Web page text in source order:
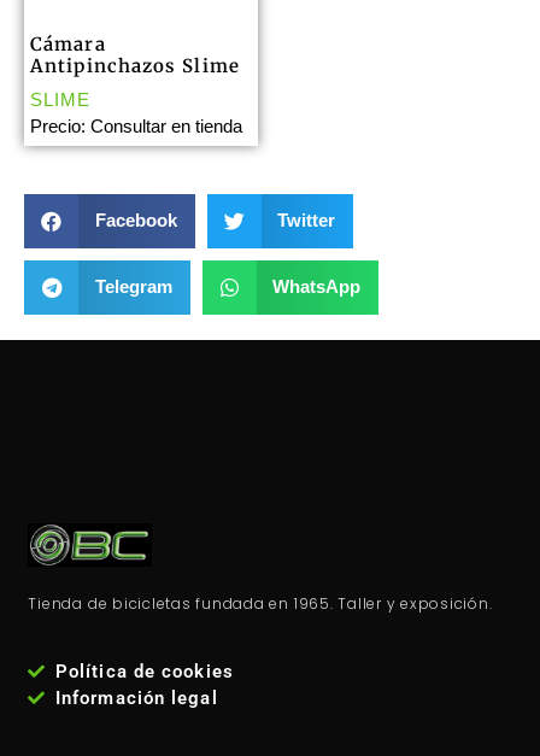
Cámara
Antipinchazos Slime
SLIME
Precio: Consultar en tienda
Facebook Twitter
Telegram WhatsApp
Tienda de bicicletas fundada en 1965. Taller y exposición.
Política de cookies
Información legal